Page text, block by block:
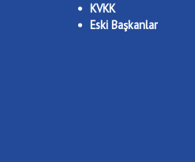
KVKK
Eski Başkanlar